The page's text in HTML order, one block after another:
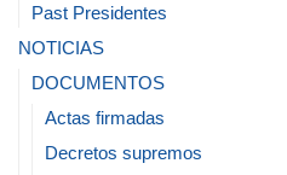
Past Presidentes
NOTICIAS
DOCUMENTOS
Actas firmadas
Decretos supremos